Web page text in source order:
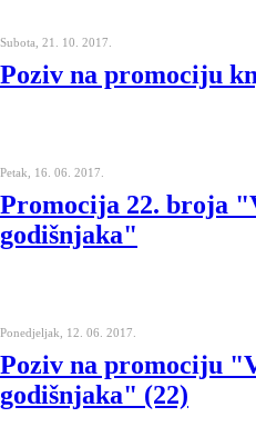
Subota, 21. 10. 2017.
Poziv na promociju
Petak, 16. 06. 2017.
Promocija 22. broja
godišnjaka"
Ponedjeljak, 12. 06. 2017.
Poziv na promociju
godišnjaka" (22)